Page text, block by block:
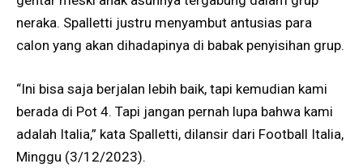
neraka. Spalletti justru menyambut antusias para
calon yang akan dihadapinya di babak penyisihan grup.
“Ini bisa saja berjalan lebih baik, tapi kemudian kami
berada di Pot 4. Tapi jangan pernah lupa bahwa kami
adalah Italia,” kata Spalletti, dilansir dari Football Italia,
Minggu (3/12/2023).